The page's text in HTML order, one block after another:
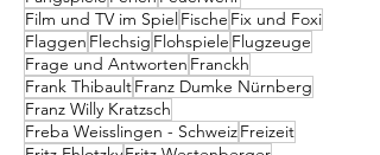
Film und TV im SpielFische Fix und Foxi
Flaggen Flechsig Flohspiele Flugzeuge
Frage und Antworten Franckh
Frank ThibaultFranz Dumke Nürnberg
Franz Willy Kratzsch
Freba Weisslingen - SchweizFreizeit